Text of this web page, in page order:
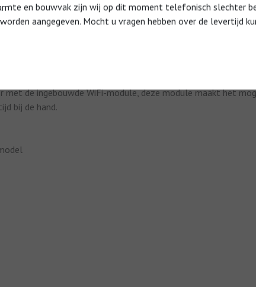
Wit/Zwart contrast)
WiFi-module
met de ingebouwde WiFi-module, deze module maakt het
bij de hand.
en bouwvak zijn wij op dit moment telefonisch slechter
aangegeven. Mocht u vragen hebben over de levertijd